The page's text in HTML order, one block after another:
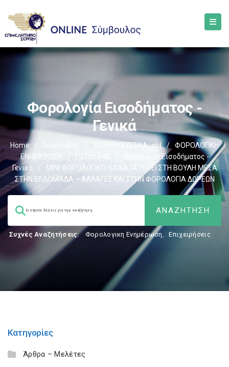
Φορολογία Εισοδήματος -
Γενικά
Home / Σύμβουλος ΦΟΡΟΛΟΓΙΣΤΙΚΑ_old /
ΦΟΡΟΛΟΓΙΚΗ
ΕΝΗΜΕΡΩΣΗ
/ ΕΙΣΟΔΗΜΑ
Φορολογία Εισοδήματος -
Γενικά
/
ΜΙΝΙ ΦΟΡΟΛΟΓΙΚΟ ΘΑ ΚΑΤΑΤΕΘΕΙ ΣΤΗ ΒΟΥΛΗ ΜΕΣΑ
ΣΤΗΝ ΕΒΔΟΜΑΔΑ – ΑΛΛΑΓΕΣ ΚΑΙ ΣΤΗΝ ΦΟΡΟΛΟΓΙΑ ΔΩΡΕΩΝ
Συχνές Αναζητήσεις: Φορολογικη Ενημέρωση, Επιχειρήσεις
Κατηγορίες
Άρθρα – Μελέτες